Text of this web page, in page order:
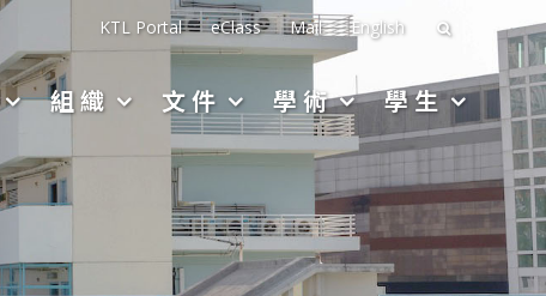
KTL Portal eClass Mail English
搜
尋
關
於：
組織 文件 學術 學生